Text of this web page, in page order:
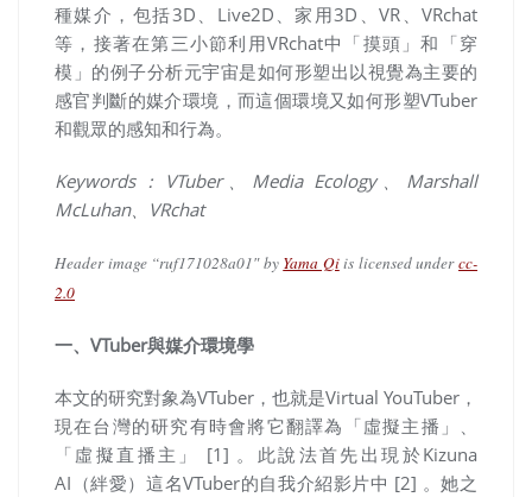
種媒介，包括3D 、 Live2D 、家用3D 、VR 、 VRchat
等，接著在第三小節利用VRchat中「摸頭」和「穿
模」的例子分析元宇宙是如何形塑出以視覺為主要的
感官判斷的媒介環境，而這個環境又如何形塑VTuber
和觀眾的感知和行為。
Keywords： VTuber、 Media Ecology、 Marshall
McLuhan、VRchat
Header image “ruf171028a01″by Yama Qiis licensed undercc-
2.0
一、VTuber與媒介環境學
本文的研究對象為VTuber，也就是Virtual YouTuber，
現在台灣的研究有時會將它翻譯為「虛擬主播」、
「虛擬直播主」 [1] 。此說法首先出現於Kizuna
AI（絆愛）這名VTuber的自我介紹影片中 [2] 。她之